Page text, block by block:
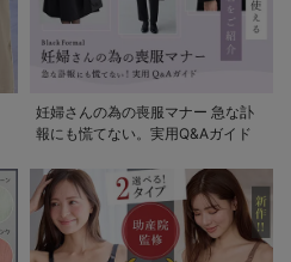
妊婦さんの為の喪服マナー 急な訃
報にも慌てない。実用Q&Aガイド